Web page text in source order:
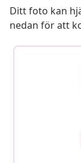
Ditt foto kan
nedan för att